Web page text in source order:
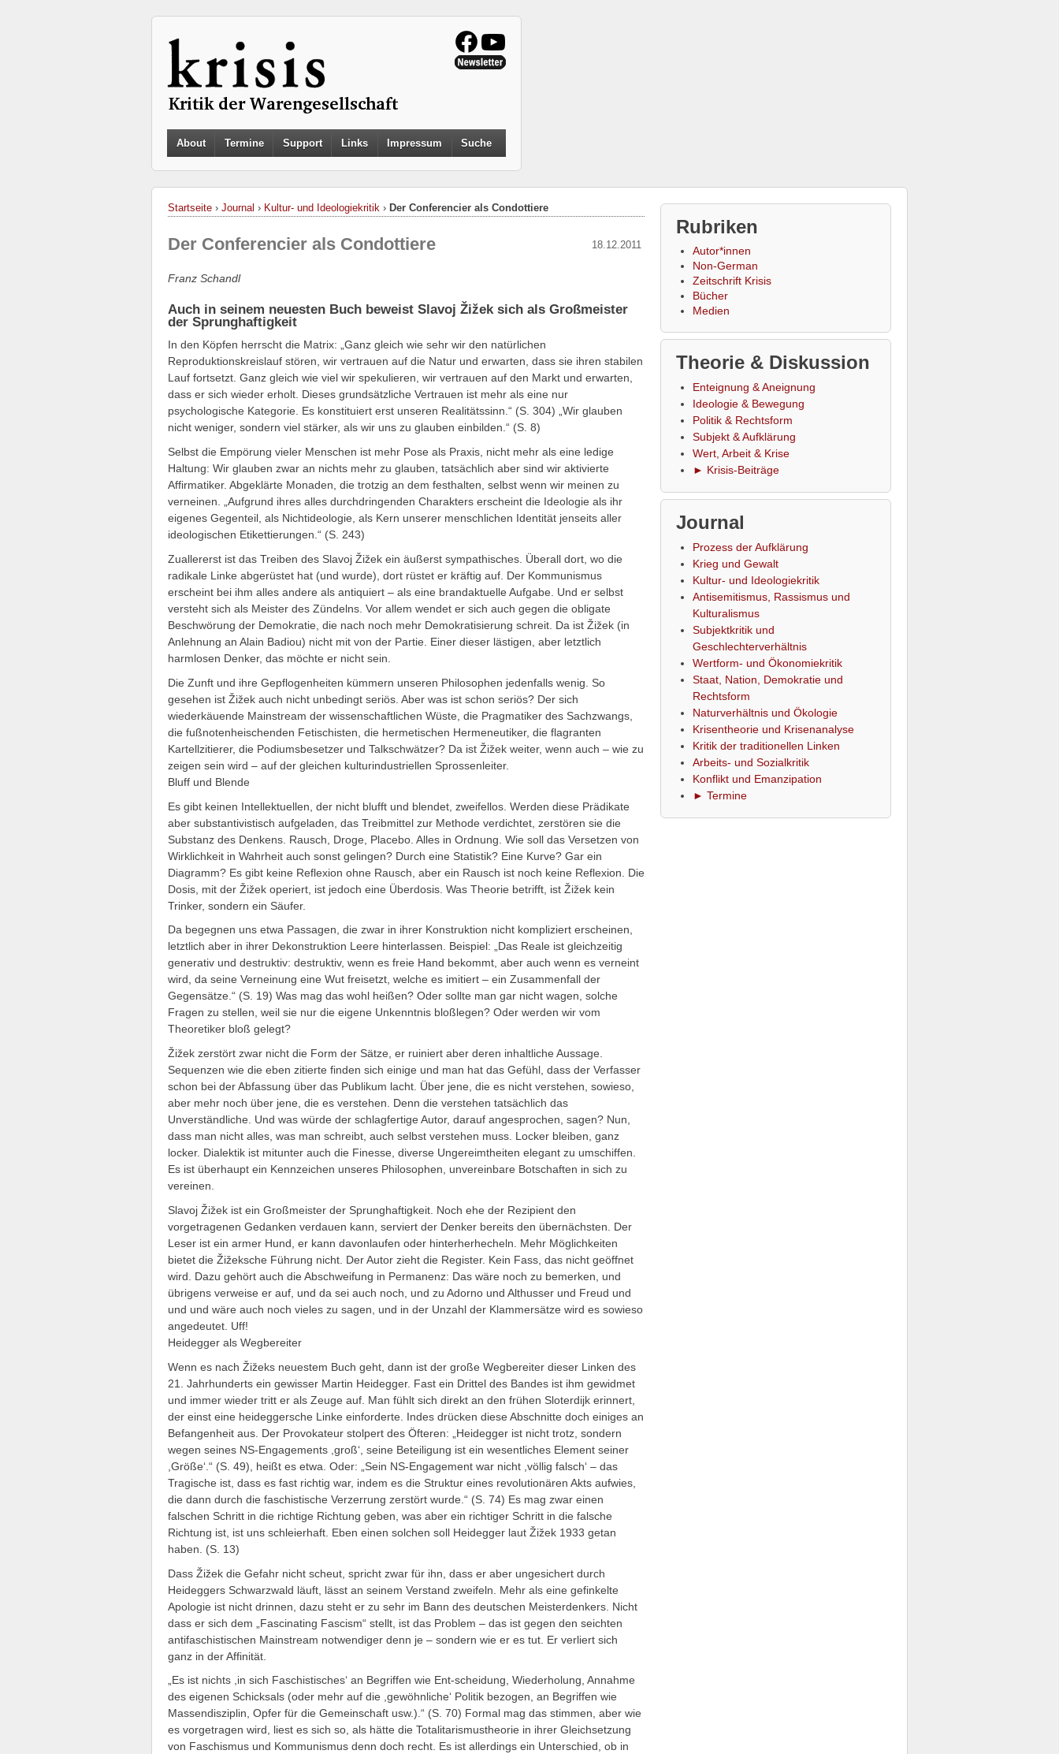
About Termine Support Links Impressum Suche
Startseite › Journal › Kultur- und Ideologiekritik › Der Conferencier als Condottiere
18.12.2011
Der Conferencier als Condottiere
Franz Schandl
Auch in seinem neuesten Buch beweist Slavoj Žižek sich als Großmeister
der Sprunghaftigkeit
In den Köpfen herrscht die Matrix: „Ganz gleich wie sehr wir den natürlichen
Reproduktionskreislauf stören, wir vertrauen auf die Natur und erwarten, dass sie ihren stabilen
Lauf fortsetzt. Ganz gleich wie viel wir spekulieren, wir vertrauen auf den Markt und erwarten,
dass er sich wieder erholt. Dieses grundsätzliche Vertrauen ist mehr als eine nur
psychologische Kategorie. Es konstituiert erst unseren Realitätssinn.“ (S. 304) „Wir glauben
nicht weniger, sondern viel stärker, als wir uns zu glauben einbilden.“ (S. 8)
Selbst die Empörung vieler Menschen ist mehr Pose als Praxis, nicht mehr als eine ledige
Haltung: Wir glauben zwar an nichts mehr zu glauben, tatsächlich aber sind wir aktivierte
Affirmatiker. Abgeklärte Monaden, die trotzig an dem festhalten, selbst wenn wir meinen zu
verneinen. „Aufgrund ihres alles durchdringenden Charakters erscheint die Ideologie als ihr
eigenes Gegenteil, als Nichtideologie, als Kern unserer menschlichen Identität jenseits aller
ideologischen Etikettierungen.“ (S. 243)
Zuallererst ist das Treiben des Slavoj Žižek ein äußerst sympathisches. Überall dort, wo die
radikale Linke abgerüstet hat (und wurde), dort rüstet er kräftig auf. Der Kommunismus
erscheint bei ihm alles andere als antiquiert – als eine brandaktuelle Aufgabe. Und er selbst
versteht sich als Meister des Zündelns. Vor allem wendet er sich auch gegen die obligate
Beschwörung der Demokratie, die nach noch mehr Demokratisierung schreit. Da ist Žižek (in
Anlehnung an Alain Badiou) nicht mit von der Partie. Einer dieser lästigen, aber letztlich
harmlosen Denker, das möchte er nicht sein.
Die Zunft und ihre Gepflogenheiten kümmern unseren Philosophen jedenfalls wenig. So
gesehen ist Žižek auch nicht unbedingt seriös. Aber was ist schon seriös? Der sich
wiederkäuende Mainstream der wissenschaftlichen Wüste, die Pragmatiker des Sachzwangs,
die fußnotenheischenden Fetischisten, die hermetischen Hermeneutiker, die flagranten
Kartellzitierer, die Podiumsbesetzer und Talkschwätzer? Da ist Žižek weiter, wenn auch – wie zu
zeigen sein wird – auf der gleichen kulturindustriellen Sprossenleiter.
Bluff und Blende
Es gibt keinen Intellektuellen, der nicht blufft und blendet, zweifellos. Werden diese Prädikate
aber substantivistisch aufgeladen, das Treibmittel zur Methode verdichtet, zerstören sie die
Substanz des Denkens. Rausch, Droge, Placebo. Alles in Ordnung. Wie soll das Versetzen von
Wirklichkeit in Wahrheit auch sonst gelingen? Durch eine Statistik? Eine Kurve? Gar ein
Diagramm? Es gibt keine Reflexion ohne Rausch, aber ein Rausch ist noch keine Reflexion. Die
Dosis, mit der Žižek operiert, ist jedoch eine Überdosis. Was Theorie betrifft, ist Žižek kein
Trinker, sondern ein Säufer.
Da begegnen uns etwa Passagen, die zwar in ihrer Konstruktion nicht kompliziert erscheinen,
letztlich aber in ihrer Dekonstruktion Leere hinterlassen. Beispiel: „Das Reale ist gleichzeitig
generativ und destruktiv: destruktiv, wenn es freie Hand bekommt, aber auch wenn es verneint
wird, da seine Verneinung eine Wut freisetzt, welche es imitiert – ein Zusammenfall der
Gegensätze.“ (S. 19) Was mag das wohl heißen? Oder sollte man gar nicht wagen, solche
Fragen zu stellen, weil sie nur die eigene Unkenntnis bloßlegen? Oder werden wir vom
Theoretiker bloß gelegt?
Žižek zerstört zwar nicht die Form der Sätze, er ruiniert aber deren inhaltliche Aussage.
Sequenzen wie die eben zitierte finden sich einige und man hat das Gefühl, dass der Verfasser
schon bei der Abfassung über das Publikum lacht. Über jene, die es nicht verstehen, sowieso,
aber mehr noch über jene, die es verstehen. Denn die verstehen tatsächlich das
Unverständliche. Und was würde der schlagfertige Autor, darauf angesprochen, sagen? Nun,
dass man nicht alles, was man schreibt, auch selbst verstehen muss. Locker bleiben, ganz
locker. Dialektik ist mitunter auch die Finesse, diverse Ungereimtheiten elegant zu umschiffen.
Es ist überhaupt ein Kennzeichen unseres Philosophen, unvereinbare Botschaften in sich zu
vereinen.
Slavoj Žižek ist ein Großmeister der Sprunghaftigkeit. Noch ehe der Rezipient den
vorgetragenen Gedanken verdauen kann, serviert der Denker bereits den übernächsten. Der
Leser ist ein armer Hund, er kann davonlaufen oder hinterherhecheln. Mehr Möglichkeiten
bietet die Žižeksche Führung nicht. Der Autor zieht die Register. Kein Fass, das nicht geöffnet
wird. Dazu gehört auch die Abschweifung in Permanenz: Das wäre noch zu bemerken, und
übrigens verweise er auf, und da sei auch noch, und zu Adorno und Althusser und Freud und
und und wäre auch noch vieles zu sagen, und in der Unzahl der Klammersätze wird es sowieso
angedeutet. Uff!
Heidegger als Wegbereiter
Wenn es nach Žižeks neuestem Buch geht, dann ist der große Wegbereiter dieser Linken des
21. Jahrhunderts ein gewisser Martin Heidegger. Fast ein Drittel des Bandes ist ihm gewidmet
und immer wieder tritt er als Zeuge auf. Man fühlt sich direkt an den frühen Sloterdijk erinnert,
der einst eine heideggersche Linke einforderte. Indes drücken diese Abschnitte doch einiges an
Befangenheit aus. Der Provokateur stolpert des Öfteren: „Heidegger ist nicht trotz, sondern
wegen seines NS-Engagements ,groß‘, seine Beteiligung ist ein wesentliches Element seiner
,Größe‘.“ (S. 49), heißt es etwa. Oder: „Sein NS-Engagement war nicht ,völlig falsch‘ – das
Tragische ist, dass es fast richtig war, indem es die Struktur eines revolutionären Akts aufwies,
die dann durch die faschistische Verzerrung zerstört wurde.“ (S. 74) Es mag zwar einen
falschen Schritt in die richtige Richtung geben, was aber ein richtiger Schritt in die falsche
Richtung ist, ist uns schleierhaft. Eben einen solchen soll Heidegger laut Žižek 1933 getan
haben. (S. 13)
Dass Žižek die Gefahr nicht scheut, spricht zwar für ihn, dass er aber ungesichert durch
Heideggers Schwarzwald läuft, lässt an seinem Verstand zweifeln. Mehr als eine gefinkelte
Apologie ist nicht drinnen, dazu steht er zu sehr im Bann des deutschen Meisterdenkers. Nicht
dass er sich dem „Fascinating Fascism“ stellt, ist das Problem – das ist gegen den seichten
antifaschistischen Mainstream notwendiger denn je – sondern wie er es tut. Er verliert sich
ganz in der Affinität.
„Es ist nichts ,in sich Faschistisches‘ an Begriffen wie Ent-scheidung, Wiederholung, Annahme
des eigenen Schicksals (oder mehr auf die ,gewöhnliche‘ Politik bezogen, an Begriffen wie
Massendisziplin, Opfer für die Gemeinschaft usw.).“ (S. 70) Formal mag das stimmen, aber wie
es vorgetragen wird, liest es sich so, als hätte die Totalitarismustheorie in ihrer Gleichsetzung
von Faschismus und Kommunismus denn doch recht. Es ist allerdings ein Unterschied, ob in
Rubriken
Autor*innen
Non-German
Zeitschrift Krisis
Bücher
Medien
Theorie & Diskussion
Enteignung & Aneignung
Ideologie & Bewegung
Politik & Rechtsform
Subjekt & Aufklärung
Wert, Arbeit & Krise
► Krisis-Beiträge
Journal
Prozess der Aufklärung
Krieg und Gewalt
Kultur- und Ideologiekritik
Antisemitismus, Rassismus und
Kulturalismus
Subjektkritik und
Geschlechterverhältnis
Wertform- und Ökonomiekritik
Staat, Nation, Demokratie und
Rechtsform
Naturverhältnis und Ökologie
Krisentheorie und Krisenanalyse
Kritik der traditionellen Linken
Arbeits- und Sozialkritik
Konflikt und Emanzipation
► Termine